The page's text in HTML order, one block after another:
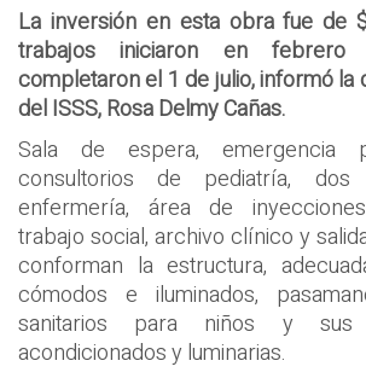
La inversión en esta obra fue de
trabajos iniciaron en
completaron el 1 de julio, informó la
del ISSS, Rosa Delmy Cañas.
Sala de espera, emergencia
consultorios de pediatría, dos
enfermería, área de
trabajo social, archivo clínico y
conforman la estructura,
cómodos e iluminados,
sanitarios para niños y sus
acondicionados y luminarias.